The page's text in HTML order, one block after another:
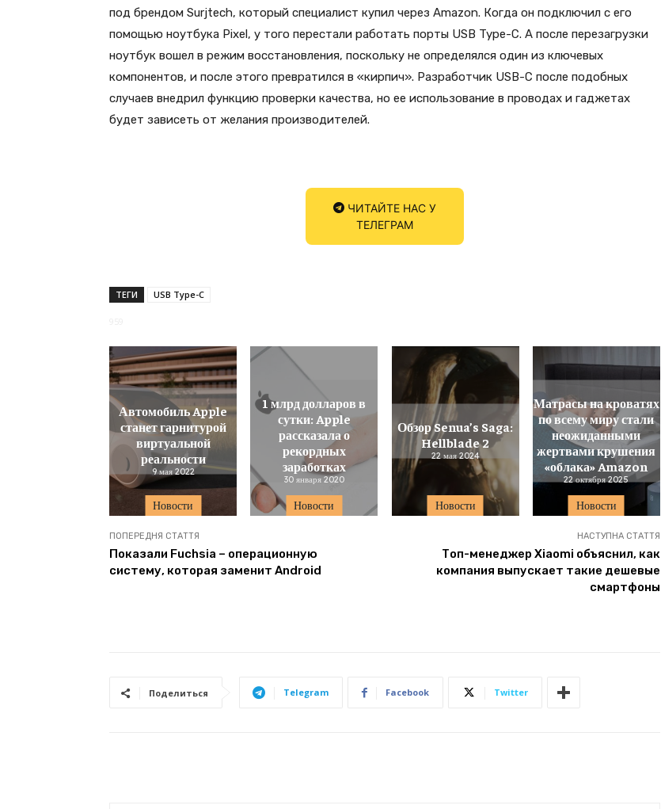
под брендом Surjtech, который специалист купил через Amazon. Когда он подключил с его
помощью ноутбука Pixel, у того перестали работать порты USB Type-C. А после перезагрузки
ноутбук вошел в режим восстановления, поскольку не определялся один из ключевых
компонентов, и после этого превратился в «кирпич». Разработчик USB-C после подобных
случаев внедрил функцию проверки качества, но ее использование в проводах и гаджетах
будет зависеть от желания производителей.
ЧИТАЙТЕ НАС У
ТЕЛЕГРАМ
ТЕГИ USB Type-C
Новости
Автомобиль Apple
станет гарнитурой
виртуальной
реальности
9 мая 2022
Новости
1 млрд долларов в
сутки: Apple
рассказала о
рекордных
заработках
30 января 2020
Новости
Обзор Senua’s Saga:
Hellblade 2
22 мая 2024
Новости
Матрасы на кроватях
по всему миру стали
неожиданными
жертвами крушения
«облака» Amazon
22 октября 2025
ПОПЕРЕДНЯ СТАТТЯ
Показали Fuchsia – операционную
систему, которая заменит Android
НАСТУПНА СТАТТЯ
Топ-менеджер Xiaomi объяснил, как
компания выпускает такие дешевые
смартфоны
Поделиться Telegram Facebook Twitter